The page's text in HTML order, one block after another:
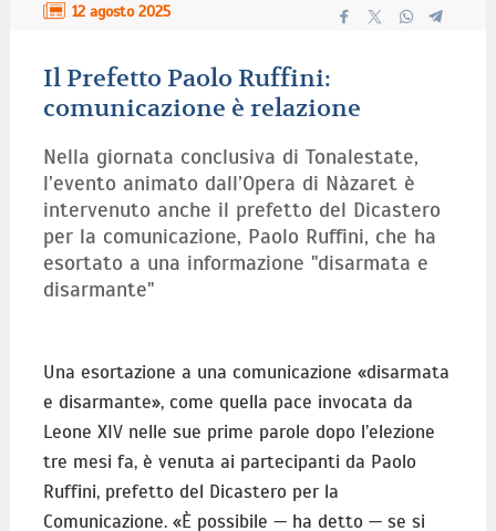
12 agosto 2025
Il Prefetto Paolo Ruffini:
comunicazione è relazione
Nella giornata conclusiva di Tonalestate,
l’evento animato dall’Opera di Nàzaret è
intervenuto anche il prefetto del Dicastero
per la comunicazione, Paolo Ruffini, che ha
esortato a una informazione "disarmata e
disarmante"
Una esortazione a una comunicazione «disarmata
e disarmante», come quella pace invocata da
Leone XIV nelle sue prime parole dopo l’elezione
tre mesi fa, è venuta ai partecipanti da Paolo
Ruffini, prefetto del Dicastero per la
Comunicazione. «È possibile — ha detto — se si